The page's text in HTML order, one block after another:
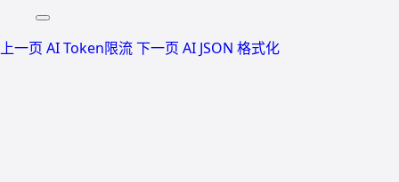
上一页 AI Token限流下一页 AI JSON 格式化